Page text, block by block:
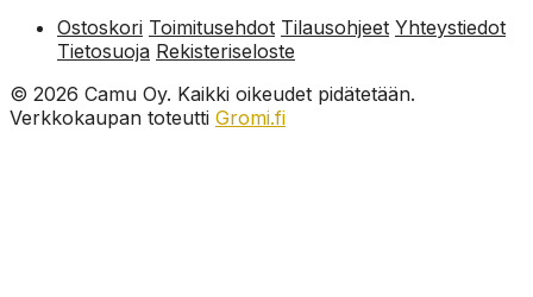
Ostoskori Toimitusehdot Tilausohjeet Yhteystiedot
Tietosuoja Rekisteriseloste
© 2026 Camu Oy. Kaikki oikeudet pidätetään.
Verkkokaupan toteutti Gromi.fi